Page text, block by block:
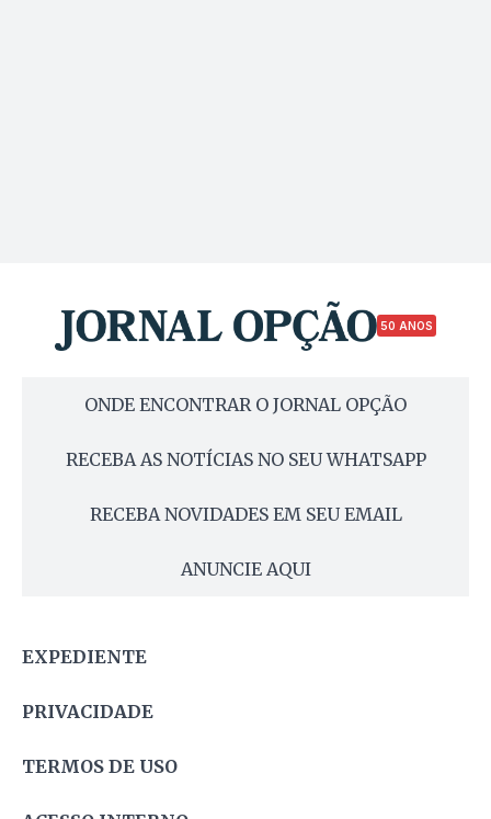
50 ANOS
ONDE ENCONTRAR O JORNAL OPÇÃO
RECEBA AS NOTÍCIAS NO SEU WHATSAPP
RECEBA NOVIDADES EM SEU EMAIL
ANUNCIE AQUI
EXPEDIENTE
PRIVACIDADE
TERMOS DE USO